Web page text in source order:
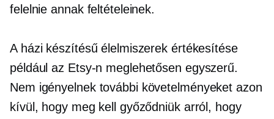
felelnie annak feltételeinek.
A házi készítésű élelmiszerek értékesítése
például az Etsy-n meglehetősen egyszerű.
Nem igényelnek további követelményeket azon
kívül, hogy meg kell győződniük arról, hogy